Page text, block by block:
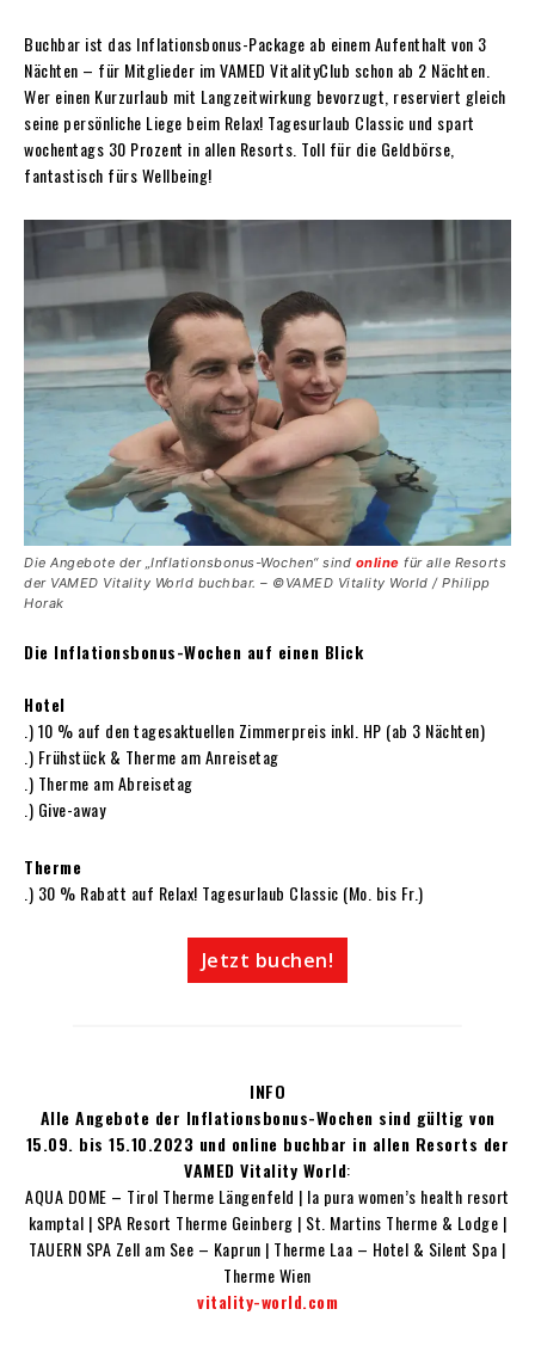
Buchbar ist das Inflationsbonus-Package ab einem Aufenthalt von 3
Nächten – für Mitglieder im VAMED VitalityClub schon ab 2 Nächten.
Wer einen Kurzurlaub mit Langzeitwirkung bevorzugt, reserviert gleich
seine persönliche Liege beim Relax! Tagesurlaub Classic und spart
wochentags 30 Prozent in allen Resorts. Toll für die Geldbörse,
fantastisch fürs Wellbeing!
Die Angebote der „Infla­tionsbonus-Wochen“ sind online für alle Resorts
der VAMED Vitality World ­buchbar. – ©VAMED Vitality World / Philipp
Horak
Die Inflationsbonus-Wochen auf einen Blick
Hotel
.) 10 % auf den tagesaktuellen Zimmerpreis inkl. HP (ab 3 Nächten)
.) Frühstück & Therme am Anreisetag
.) Therme am Abreisetag
.) Give-away
Therme
.) 30 % Rabatt auf Relax! Tagesurlaub Classic (Mo. bis Fr.)
Jetzt buchen!
INFO
Alle Angebote der Inflationsbonus-Wochen sind gültig von
15.09. bis 15.10.2023 und online buchbar in allen Resorts der
VAMED Vitality World:
AQUA DOME – Tirol Therme Längenfeld | la pura women’s health resort
kamptal | SPA Resort Therme Geinberg | St. Martins Therme & Lodge |
TAUERN SPA Zell am See – Kaprun | Therme Laa – Hotel & Silent Spa |
Therme Wien
vitality-world.com